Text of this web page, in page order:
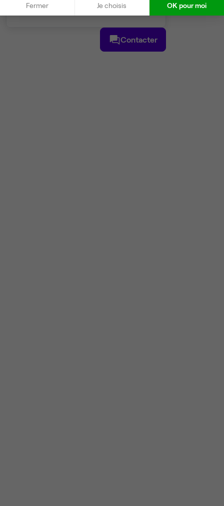
Locataires trouvés sur Ubiq : 14
Contacter
Fermer Je choisis OK pour moi